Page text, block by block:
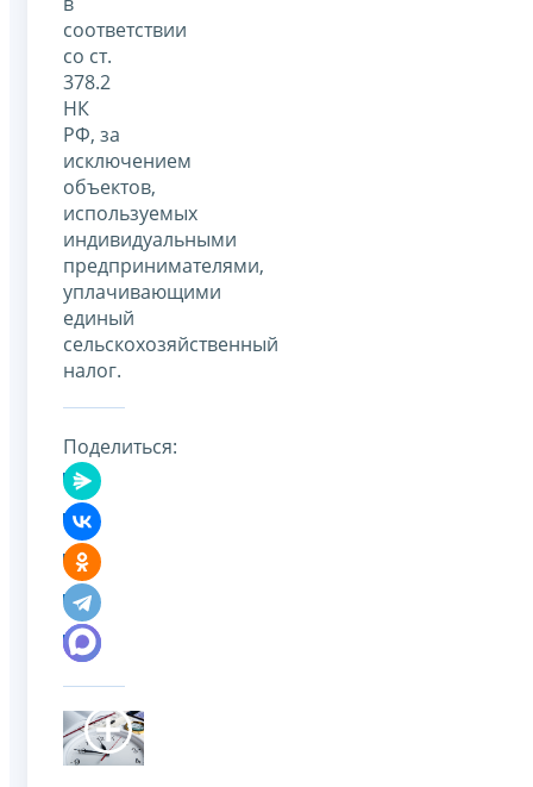
соответствии
со ст.
378.2
НК
РФ, за
исключением
объектов,
используемых
индивидуальными
предпринимателями,
уплачивающими
единый
сельскохозяйственный
налог.
Поделиться: